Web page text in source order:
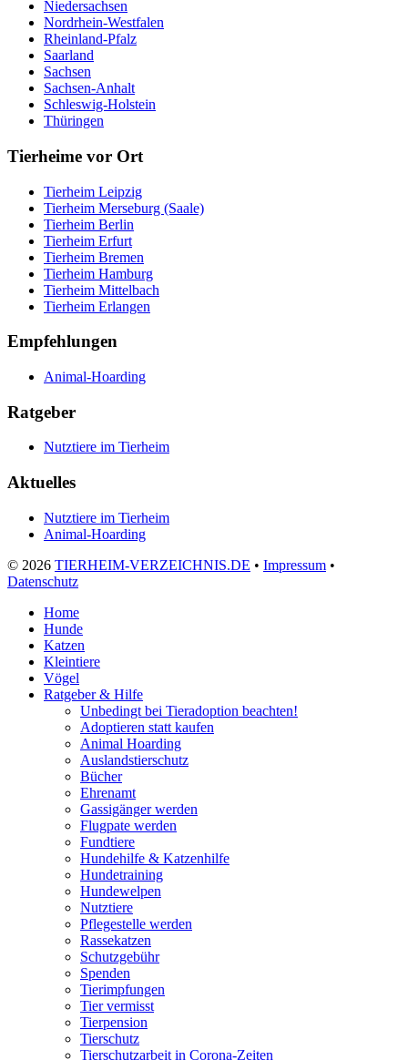
Niedersachsen
Nordrhein-Westfalen
Rheinland-Pfalz
Saarland
Sachsen
Sachsen-Anhalt
Schleswig-Holstein
Thüringen
Tierheime vor Ort
Tierheim Leipzig
Tierheim Merseburg (Saale)
Tierheim Berlin
Tierheim Erfurt
Tierheim Bremen
Tierheim Hamburg
Tierheim Mittelbach
Tierheim Erlangen
Empfehlungen
Animal-Hoarding
Ratgeber
Nutztiere im Tierheim
Aktuelles
Nutztiere im Tierheim
Animal-Hoarding
© 2026 TIERHEIM-VERZEICHNIS.DE • Impressum •
Datenschutz
Home
Hunde
Katzen
Kleintiere
Vögel
Ratgeber & Hilfe
Unbedingt bei Tieradoption beachten!
Adoptieren statt kaufen
Animal Hoarding
Auslandstierschutz
Bücher
Ehrenamt
Gassigänger werden
Flugpate werden
Fundtiere
Hundehilfe & Katzenhilfe
Hundetraining
Hundewelpen
Nutztiere
Pflegestelle werden
Rassekatzen
Schutzgebühr
Spenden
Tierimpfungen
Tier vermisst
Tierpension
Tierschutz
Tierschutzarbeit in Corona-Zeiten